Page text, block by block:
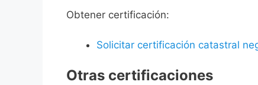
Obtener certificación:
Solicitar certificación catastral
Otras certificaciones